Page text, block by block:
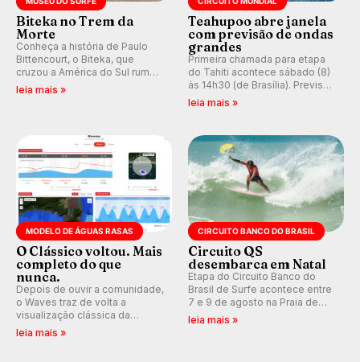
Biteka no Trem da
Morte
Conheça a história de Paulo
Bittencourt, o Biteka, que
cruzou a América do Sul rumo
ao Pacífico em uma jornada
leia mais »
Teahupoo abre janela
com previsão de ondas
grandes
Primeira chamada para etapa
do Tahiti acontece sábado (8)
às 14h30 (de Brasília). Previsão
indica swell consistente.
Kelly Slater convidado.
leia mais »
MODELO DE ÁGUAS RASAS
O Clássico voltou. Mais
completo do que
nunca.
Depois de ouvir a comunidade,
o Waves traz de volta a
visualização clássica da
previsão de águas rasas,
leia mais »
CIRCUITO BANCO DO BRASIL
Circuito QS
desembarca em Natal
Etapa do Circuito Banco do
Brasil de Surfe acontece entre
7 e 9 de agosto na Praia de
Miami (RN), em disputas
leia mais »